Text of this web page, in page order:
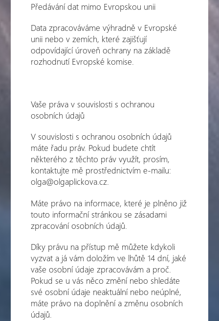
Předávání dat mimo Evropskou unii
Data zpracováváme výhradně v Evropské
unii nebo v zemích, které zajišťují
odpovídající úroveň ochrany na základě
rozhodnutí Evropské komise.
Vaše práva v souvislosti s ochranou
osobních údajů
V souvislosti s ochranou osobních údajů
máte řadu práv. Pokud budete chtít
některého z těchto práv využít, prosím,
kontaktujte mě prostřednictvím e-mailu:
olga@olgaplickova.cz.
Máte právo na informace, které je plněno již
touto informační stránkou se zásadami
zpracování osobních údajů.
Díky právu na přístup mě můžete kdykoli
vyzvat a já vám doložím ve lhůtě 14 dní, jaké
vaše osobní údaje zpracovávám a proč.
Pokud se u vás něco změní nebo shledáte
své osobní údaje neaktuální nebo neúplné,
máte právo na doplnění a změnu osobních
údajů.